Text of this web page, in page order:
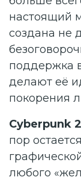
настоящий
создана не
поддержка
делают её
покорения
Cyberpunk
пор
любого